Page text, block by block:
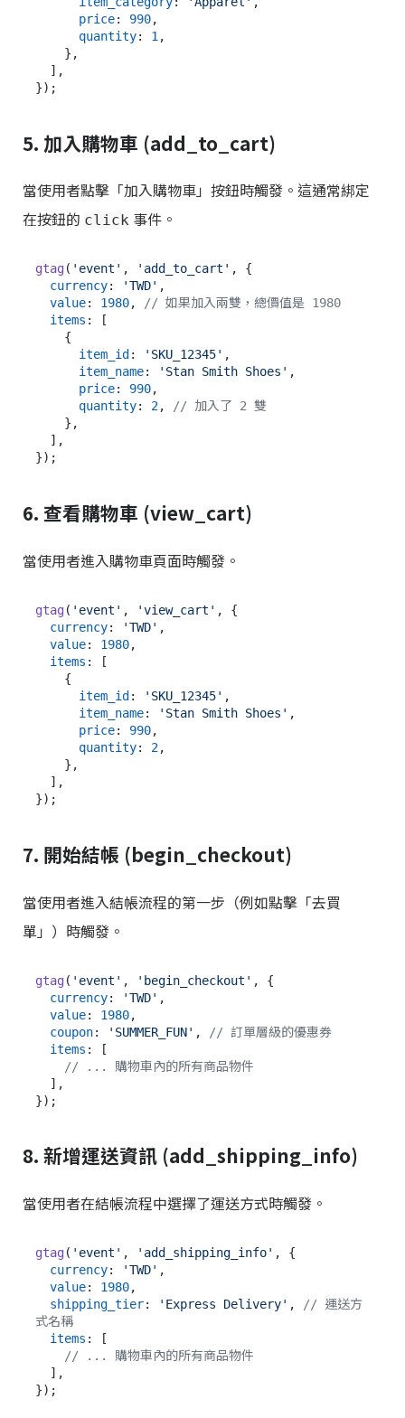
price: 990,
quantity: 1 ,
5. 加入購物車 (add_to_cart)
當使用者點擊「加入購物車」按鈕時觸發。這通常綁定
在按鈕的 click 事件。
gtag( 'event' , 'add_to_cart' , {
currency: 'TWD' ,
value: 1980, // 如果加入兩雙，總價值是 1980
items : [
item_id : 'SKU_12345' ,
item_name: 'Stan Smith Shoes' ,
price: 990,
quantity: 2, // 加入了 2 雙
6. 查看購物車 (view_cart)
當使用者進入購物車頁面時觸發。
gtag( 'event' , 'view_cart' , {
currency: 'TWD' ,
value: 1980,
items : [
item_id : 'SKU_12345' ,
item_name: 'Stan Smith Shoes' ,
price: 990,
quantity: 2,
7. 開始結帳 (begin_checkout)
當使用者進入結帳流程的第一步（例如點擊「去買
單」）時觸發。
gtag( 'event' , 'begin_checkout' , {
currency: 'TWD' ,
value: 1980,
coupon: 'SUMMER_FUN' ,
// 訂單層級的優惠券
items : [
// ... 購物車內的所有商品物件
8. 新增運送資訊 (add_shipping_info)
當使用者在結帳流程中選擇了運送方式時觸發。
gtag( 'event' , 'add_shipping_info' , {
currency: 'TWD' ,
value: 1980,
shipping_tier: 'Express Delivery' ,
// 運送方
式名稱
items : [
// ... 購物車內的所有商品物件